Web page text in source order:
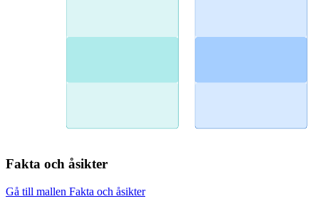
Fakta och åsikter
Gå till mallen Fakta och åsikter